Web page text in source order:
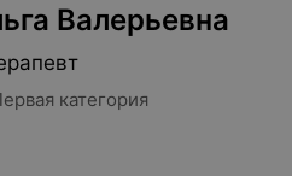
Валерьевна
категория